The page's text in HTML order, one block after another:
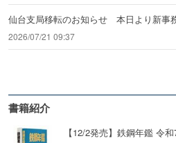
仙台支局移転のお知らせ 本日より新事
2026/07/21 09:37
書籍紹介
【12/2発売】鉄鋼年鑑 令